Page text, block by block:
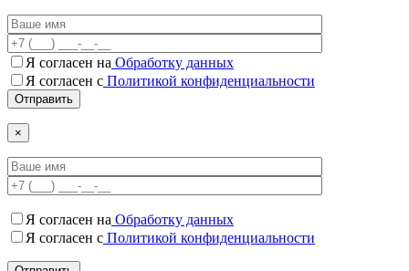
Я согласен на Обработку данных
Я согласен c Политикой конфиденциальности
×
Я согласен на Обработку данных
Я согласен c Политикой конфиденциальности